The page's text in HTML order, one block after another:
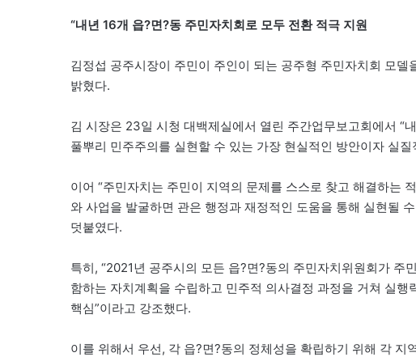
“내년 16개 읍?면?동 주민자치회로 모두 전환 적극 지원
김정섭 공주시장이 주민이 주인이 되는 공주형 주민자치회 모
밝혔다.
김 시장은 23일 시청 대백제실에서 열린 주간업무보고회에서
풀뿌리 민주주의를 실현할 수 있는 가장 현실적인 방안이자 실
이어 “주민자치는 주민이 지역의 문제를 스스로 찾고 해결하는
와 사업을 발굴하면 관은 행정과 재정적인 도움을 통해 실현될
덧붙였다.
특히, “2021년 공주시의 모든 읍?면?동의 주민자치위원회가
함하는 자치계획을 수립하고 민주적 의사결정 과정을 거쳐 실
핵심”이라고 강조했다.
이를 위해서 우선, 각 읍?면?동의 정체성을 확립하기 위해 각